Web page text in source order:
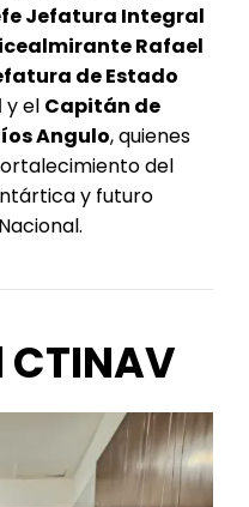
Jefatura Integral
Rafael
de Estado
y el Capitán de
Angulo, quienes
del
y futuro